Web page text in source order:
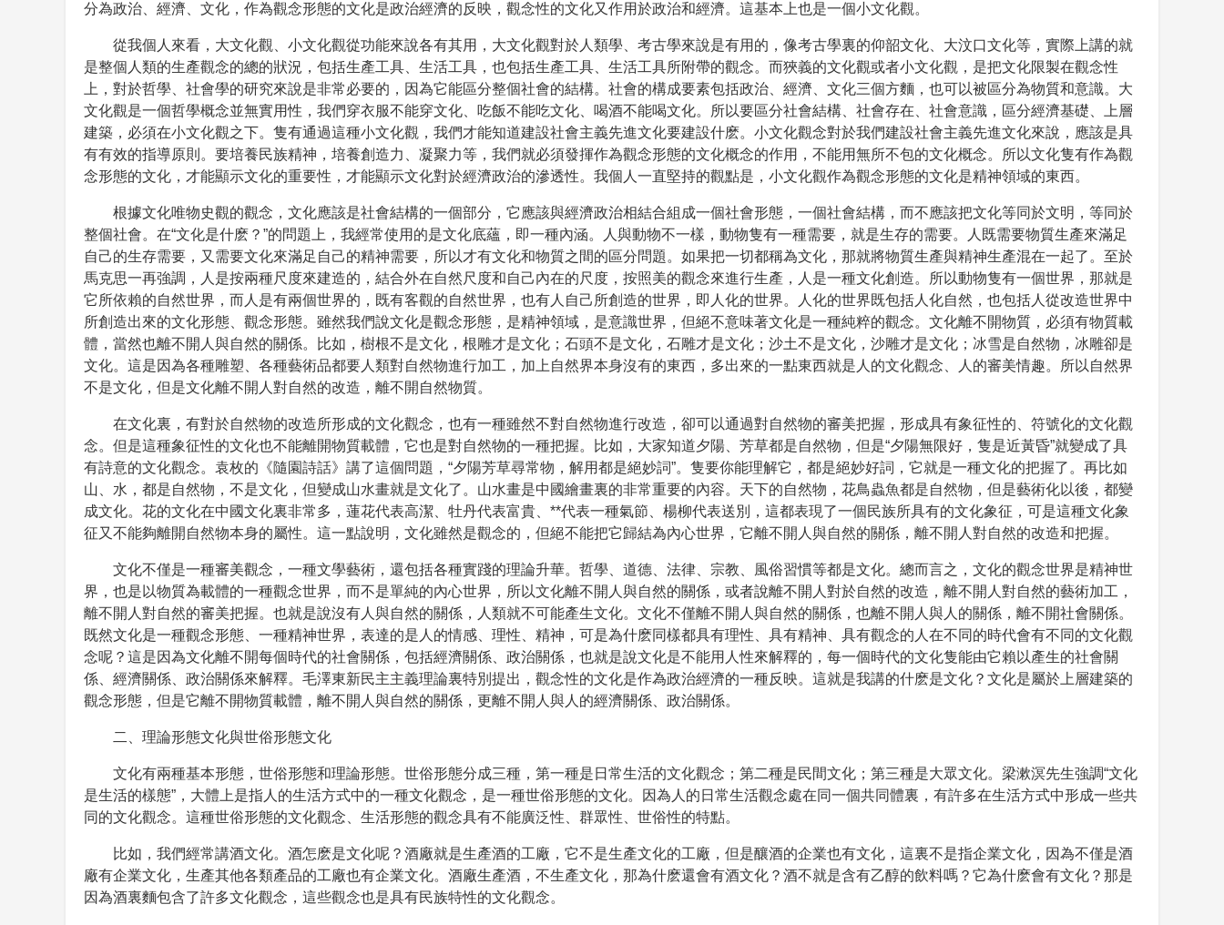
分為政治、經濟、文化，作為觀念形態的文化是政治經濟的反映，觀念性的文化又作用於政治和經濟。這基本上也是一個小文化觀。
從我個人來看，大文化觀、小文化觀從功能來說各有其用，大文化觀對於人類學、考古學來說是有用的，像考古學裏的仰韶文化、大汶口文化等，實際上講的就
是整個人類的生產觀念的總的狀況，包括生產工具、生活工具，也包括生產工具、生活工具所附帶的觀念。而狹義的文化觀或者小文化觀，是把文化限製在觀念性
上，對於哲學、社會學的研究來說是非常必要的，因為它能區分整個社會的結構。社會的構成要素包括政治、經濟、文化三個方麵，也可以被區分為物質和意識。大
文化觀是一個哲學概念並無實用性，我們穿衣服不能穿文化、吃飯不能吃文化、喝酒不能喝文化。所以要區分社會結構、社會存在、社會意識，區分經濟基礎、上層
建築，必須在小文化觀之下。隻有通過這種小文化觀，我們才能知道建設社會主義先進文化要建設什麽。小文化觀念對於我們建設社會主義先進文化來說，應該是具
有有效的指導原則。要培養民族精神，培養創造力、凝聚力等，我們就必須發揮作為觀念形態的文化概念的作用，不能用無所不包的文化概念。所以文化隻有作為觀
念形態的文化，才能顯示文化的重要性，才能顯示文化對於經濟政治的滲透性。我個人一直堅持的觀點是，小文化觀作為觀念形態的文化是精神領域的東西。
根據文化唯物史觀的觀念，文化應該是社會結構的一個部分，它應該與經濟政治相結合組成一個社會形態，一個社會結構，而不應該把文化等同於文明，等同於
整個社會。在“文化是什麽？”的問題上，我經常使用的是文化底蘊，即一種內涵。人與動物不一樣，動物隻有一種需要，就是生存的需要。人既需要物質生產來滿足
自己的生存需要，又需要文化來滿足自己的精神需要，所以才有文化和物質之間的區分問題。如果把一切都稱為文化，那就將物質生產與精神生產混在一起了。至於
馬克思一再強調，人是按兩種尺度來建造的，結合外在自然尺度和自己內在的尺度，按照美的觀念來進行生產，人是一種文化創造。所以動物隻有一個世界，那就是
它所依賴的自然世界，而人是有兩個世界的，既有客觀的自然世界，也有人自己所創造的世界，即人化的世界。人化的世界既包括人化自然，也包括人從改造世界中
所創造出來的文化形態、觀念形態。雖然我們說文化是觀念形態，是精神領域，是意識世界，但絕不意味著文化是一種純粹的觀念。文化離不開物質，必須有物質載
體，當然也離不開人與自然的關係。比如，樹根不是文化，根雕才是文化；石頭不是文化，石雕才是文化；沙土不是文化，沙雕才是文化；冰雪是自然物，冰雕卻是
文化。這是因為各種雕塑、各種藝術品都要人類對自然物進行加工，加上自然界本身沒有的東西，多出來的一點東西就是人的文化觀念、人的審美情趣。所以自然界
不是文化，但是文化離不開人對自然的改造，離不開自然物質。
在文化裏，有對於自然物的改造所形成的文化觀念，也有一種雖然不對自然物進行改造，卻可以通過對自然物的審美把握，形成具有象征性的、符號化的文化觀
念。但是這種象征性的文化也不能離開物質載體，它也是對自然物的一種把握。比如，大家知道夕陽、芳草都是自然物，但是“夕陽無限好，隻是近黃昏”就變成了具
有詩意的文化觀念。袁枚的《隨園詩話》講了這個問題，“夕陽芳草尋常物，解用都是絕妙詞”。隻要你能理解它，都是絕妙好詞，它就是一種文化的把握了。再比如
山、水，都是自然物，不是文化，但變成山水畫就是文化了。山水畫是中國繪畫裏的非常重要的內容。天下的自然物，花鳥蟲魚都是自然物，但是藝術化以後，都變
成文化。花的文化在中國文化裏非常多，蓮花代表高潔、牡丹代表富貴、**代表一種氣節、楊柳代表送別，這都表現了一個民族所具有的文化象征，可是這種文化象
征又不能夠離開自然物本身的屬性。這一點說明，文化雖然是觀念的，但絕不能把它歸結為內心世界，它離不開人與自然的關係，離不開人對自然的改造和把握。
文化不僅是一種審美觀念，一種文學藝術，還包括各種實踐的理論升華。哲學、道德、法律、宗教、風俗習慣等都是文化。總而言之，文化的觀念世界是精神世
界，也是以物質為載體的一種觀念世界，而不是單純的內心世界，所以文化離不開人與自然的關係，或者說離不開人對於自然的改造，離不開人對自然的藝術加工，
離不開人對自然的審美把握。也就是說沒有人與自然的關係，人類就不可能產生文化。文化不僅離不開人與自然的關係，也離不開人與人的關係，離不開社會關係。
既然文化是一種觀念形態、一種精神世界，表達的是人的情感、理性、精神，可是為什麽同樣都具有理性、具有精神、具有觀念的人在不同的時代會有不同的文化觀
念呢？這是因為文化離不開每個時代的社會關係，包括經濟關係、政治關係，也就是說文化是不能用人性來解釋的，每一個時代的文化隻能由它賴以產生的社會關
係、經濟關係、政治關係來解釋。毛澤東新民主主義理論裏特別提出，觀念性的文化是作為政治經濟的一種反映。這就是我講的什麽是文化？文化是屬於上層建築的
觀念形態，但是它離不開物質載體，離不開人與自然的關係，更離不開人與人的經濟關係、政治關係。
二、理論形態文化與世俗形態文化
文化有兩種基本形態，世俗形態和理論形態。世俗形態分成三種，第一種是日常生活的文化觀念；第二種是民間文化；第三種是大眾文化。梁漱溟先生強調“文化
是生活的樣態”，大體上是指人的生活方式中的一種文化觀念，是一種世俗形態的文化。因為人的日常生活觀念處在同一個共同體裏，有許多在生活方式中形成一些共
同的文化觀念。這種世俗形態的文化觀念、生活形態的觀念具有不能廣泛性、群眾性、世俗性的特點。
比如，我們經常講酒文化。酒怎麽是文化呢？酒廠就是生產酒的工廠，它不是生產文化的工廠，但是釀酒的企業也有文化，這裏不是指企業文化，因為不僅是酒
廠有企業文化，生產其他各類產品的工廠也有企業文化。酒廠生產酒，不生產文化，那為什麽還會有酒文化？酒不就是含有乙醇的飲料嗎？它為什麽會有文化？那是
因為酒裏麵包含了許多文化觀念，這些觀念也是具有民族特性的文化觀念。